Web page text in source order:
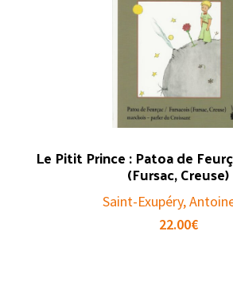
Le Pitit Prince : Patoa de
(Fursac, Creuse)
Saint-Exupéry,
22.00€